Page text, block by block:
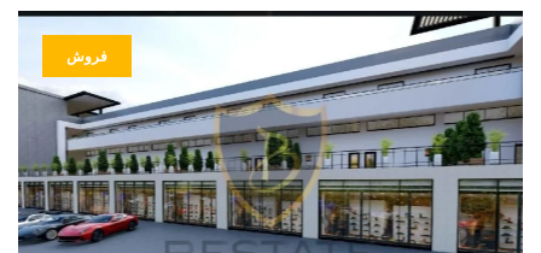
فروش